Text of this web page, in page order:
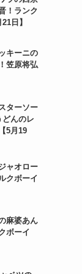
！ランク
日】
キーニの
笠原将弘
ターソー
どんのレ
5月19
ャオロー
クボーイ
麻婆あん
ボーイ